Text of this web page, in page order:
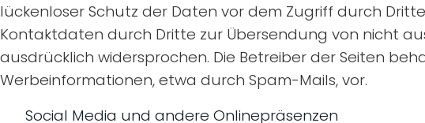
lückenloser Schutz der Daten vor dem Zugriff durch
Kontaktdaten durch Dritte zur Übersendung von nicht
ausdrücklich widersprochen. Die Betreiber der Seiten
Werbeinformationen, etwa durch Spam-Mails, vor.
Social Media und andere Onlinepräsenzen